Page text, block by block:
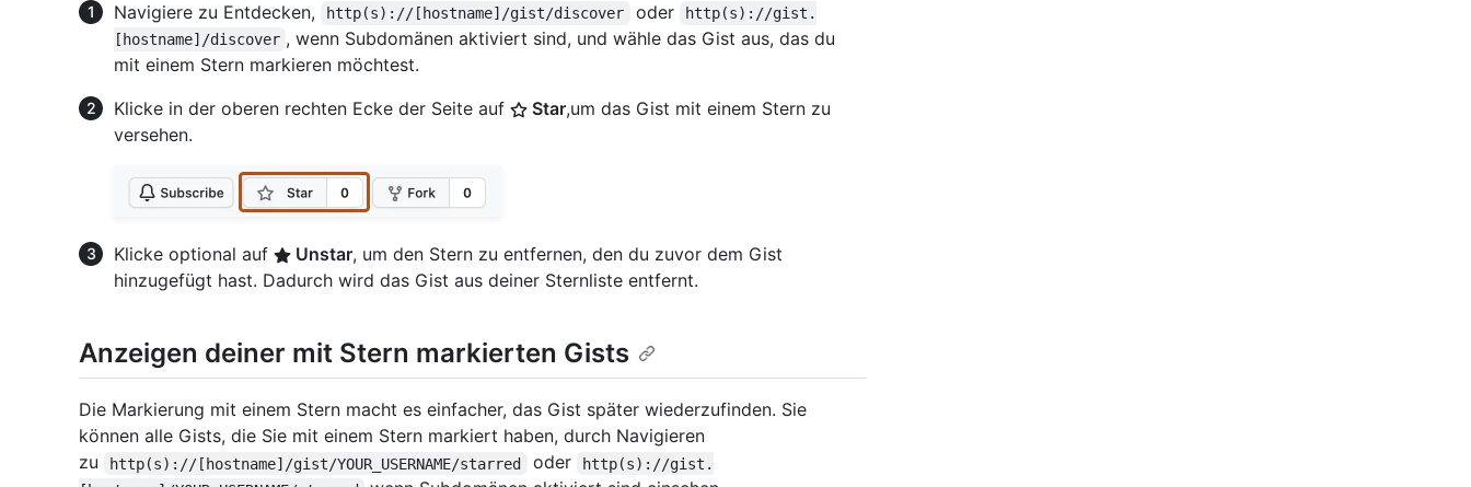
Navigiere zu Entdecken,
http(s)://[hostname]/gist/discover oder
http(s)://gist.
[hostname]/discover , wenn Subdomänen aktiviert sind, und wähle das Gist aus, das du
mit einem Stern markieren möchtest.
Klicke in der oberen rechten Ecke der Seite auf
Star,um das Gist mit einem Stern zu
versehen.
Klicke optional auf Unstar, um den Stern zu entfernen, den du zuvor dem Gist
hinzugefügt hast. Dadurch wird das Gist aus deiner Sternliste entfernt.
Anzeigen deiner mit Stern markierten Gists
Die Markierung mit einem Stern macht es einfacher, das Gist später wiederzufinden. Sie
können alle Gists, die Sie mit einem Stern markiert haben, durch Navigieren
zu
http(s)://[hostname]/gist/YOUR_USERNAME/starred oder
http(s)://gist.